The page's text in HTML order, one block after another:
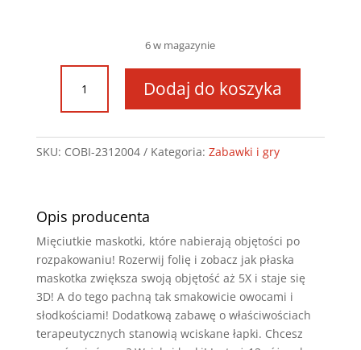
6 w magazynie
ilość
COBI
BUBBLE
pachnące
Dodaj do koszyka
SKU: COBI-2312004 Kategoria: Zabawki i gry
Opis producenta
Mięciutkie maskotki, które nabierają objętości po
rozpakowaniu! Rozerwij folię i zobacz jak płaska
maskotka zwiększa swoją objętość aż 5X i staje się
3D! A do tego pachną tak smakowicie owocami i
słodkościami! Dodatkową zabawę o właściwościach
terapeutycznych stanowią wciskane łapki. Chcesz